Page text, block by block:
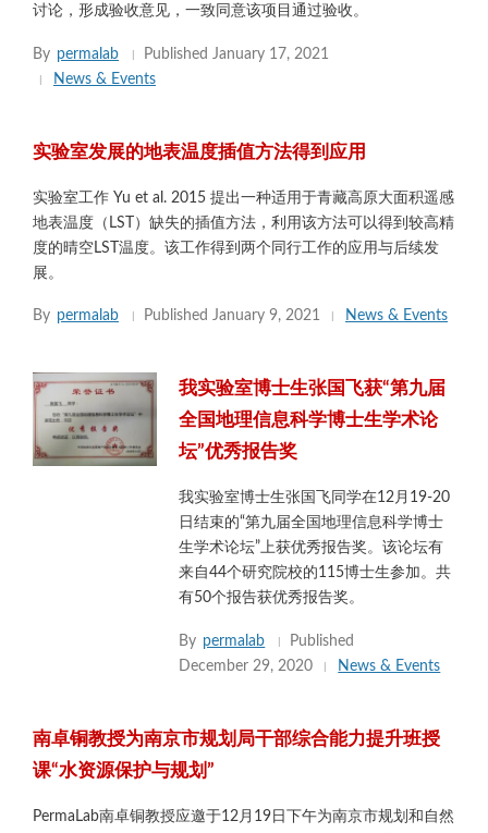
讨论，形成验收意见，一致同意该项目通过验收。
By permalab Published January 17, 2021
News & Events
实验室发展的地表温度插值方法得到应用
实验室工作 Yu et al. 2015 提出一种适用于青藏高原大面积遥感
地表温度（LST）缺失的插值方法，利用该方法可以得到较高精
度的晴空LST温度。该工作得到两个同行工作的应用与后续发
展。
By permalab Published January 9, 2021 News & Events
我实验室博士生张国飞获“第九届
全国地理信息科学博士生学术论
坛”优秀报告奖
我实验室博士生张国飞同学在12月19-20
日结束的“第九届全国地理信息科学博士
生学术论坛”上获优秀报告奖。该论坛有
来自44个研究院校的115博士生参加。共
有50个报告获优秀报告奖。
By permalab
Published
December 29, 2020
News & Events
南卓铜教授为南京市规划局干部综合能力提升班授
课“水资源保护与规划”
PermaLab南卓铜教授应邀于12月19日下午为南京市规划和自然